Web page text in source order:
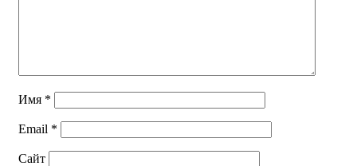
Имя *
Email *
Сайт